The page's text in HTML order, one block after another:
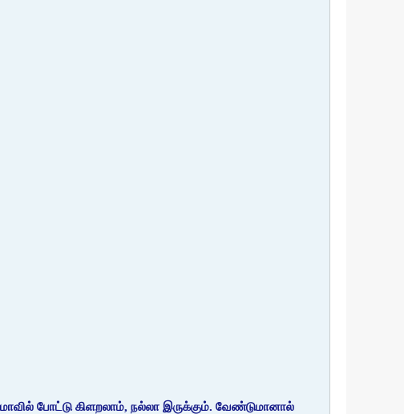
போட்டு கிளறலாம், நல்லா இருக்கும். வேண்டுமானால்